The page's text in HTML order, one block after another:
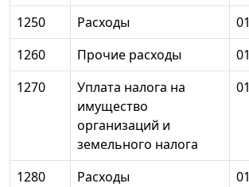
1250 Расходы 01
1260
Прочие расходы 01
1270
Уплата налога на
имущество
организаций и
земельного налога
01
1280 Расходы 01